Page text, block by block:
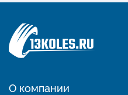
О компании